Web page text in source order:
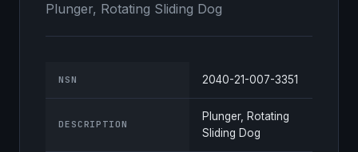
Plunger, Rotating Sliding Dog
NSN 2040-21-007-3351
DESCRIPTION
Plunger, Rotating
Sliding Dog